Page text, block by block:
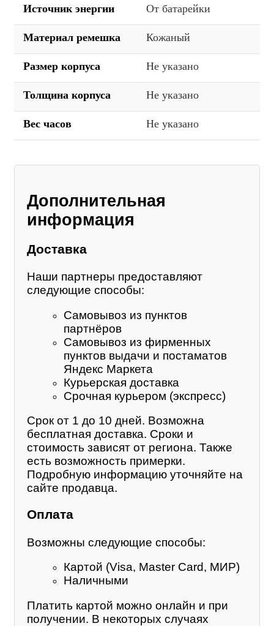
Источник энергии От батарейки
Материал ремешка Кожаный
Размер корпуса Не указано
Толщина корпуса Не указано
Вес часов Не указано
Дополнительная
информация
Доставка
Наши партнеры предоставляют
следующие способы:
Самовывоз из пунктов
партнёров
Самовывоз из фирменных
пунктов выдачи и постаматов
Яндекс Маркета
Курьерская доставка
Срочная курьером (экспресс)
Срок от 1 до 10 дней. Возможна
бесплатная доставка. Сроки и
стоимость зависят от региона. Также
есть возможность примерки.
Подробную информацию уточняйте на
сайте продавца.
Оплата
Возможны следующие способы:
Картой (Visa, Master Card, МИР)
Наличными
Платить картой можно онлайн и при
получении. В некоторых случаях